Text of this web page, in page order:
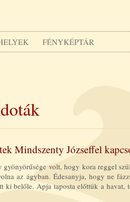
FÉNYKÉPTÁR
Mindszenty Józseffel
gyönyörűsége volt, hogy kora reggel
az ágyban. Édesanyja, hogy ne
ki belőle. Apja taposta előttük a havat,